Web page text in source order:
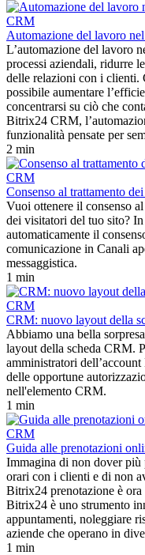
CRM
Automazione del lavoro
L’automazione del lavoro
processi aziendali, ridurre
delle relazioni con i clienti.
possibile aumentare
concentrarsi su ciò che
Bitrix24 CRM,
funzionalità pensate per
2 min
CRM
Consenso al trattamento
Vuoi ottenere il consenso
dei visitatori del tuo sito?
automaticamente il
comunicazione in Canali
messaggistica.
1 min
CRM
CRM: nuovo layout della
Abbiamo una bella
layout della scheda CRM.
amministratori
delle opportune
nell'elemento CRM.
1 min
CRM
Guida alle prenotazioni
Immagina di non dover più
orari con i clienti e di non
Bitrix24 prenotazione è
Bitrix24 è uno strumento
appuntamenti, noleggiare
aziende che operano in
1 min